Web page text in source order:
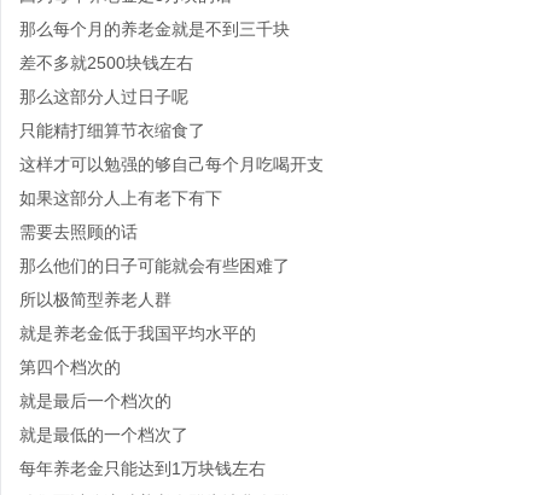
那么每个月的养老金就是不到三千块
差不多就2500块钱左右
那么这部分人过日子呢
只能精打细算节衣缩食了
这样才可以勉强的够自己每个月吃喝开支
如果这部分人上有老下有下
需要去照顾的话
那么他们的日子可能就会有些困难了
所以极简型养老人群
就是养老金低于我国平均水平的
第四个档次的
就是最后一个档次的
就是最低的一个档次了
每年养老金只能达到1万块钱左右